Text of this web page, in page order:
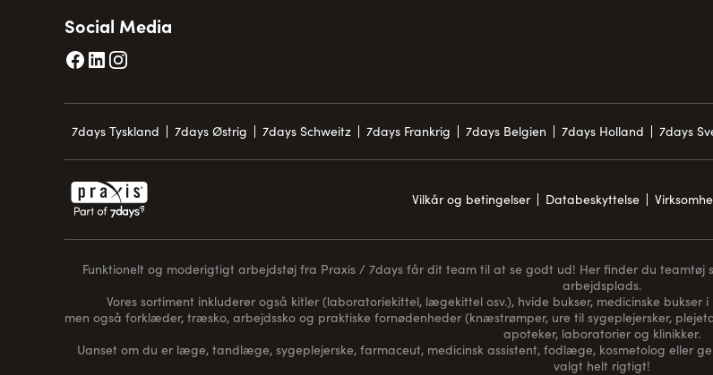
Social Media
7days Tyskland 7days Østrig 7days Schweitz 7days Frankrig 7days Belgien 7days Holland 7days
Vilkår og betingelser Databeskyttelse
Funktionelt og moderigtigt arbejdstøj fra Praxis / 7days får dit team til at se godt ud! Her finder du
arbejdsplads.
Vores sortiment inkluderer også kitler (laboratoriekittel, lægekittel osv.), hvide bukser, medicinske
men også forklæder, træsko, arbejdssko og praktiske fornødenheder (knæstrømper, ure til sygeplejersker,
apoteker, laboratorier og klinikker.
Uanset om du er læge, tandlæge, sygeplejerske, farmaceut, medicinsk assistent, fodlæge, kosmetolog eller
valgt helt rigtigt!